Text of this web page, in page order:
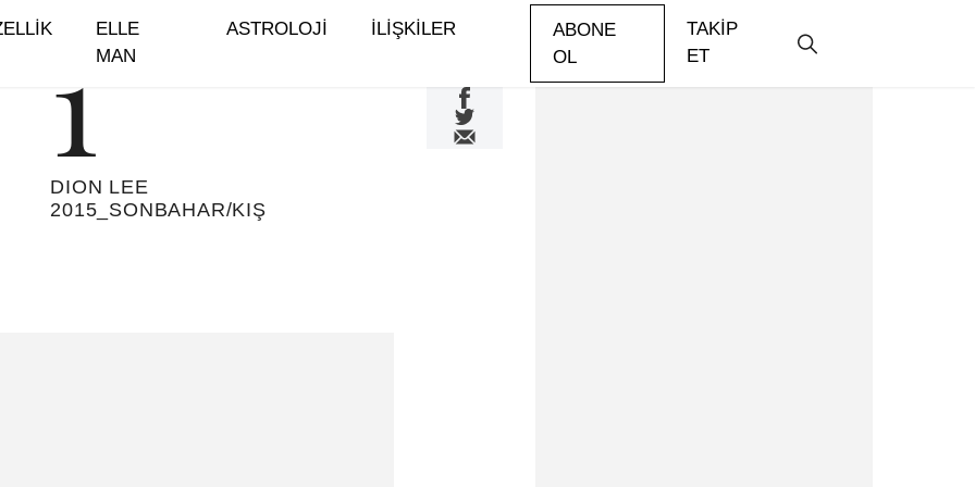
GÜZELLİK ELLE MAN ASTROLOJİ İLİŞKİLER ABONE OL TAKİP ET
10